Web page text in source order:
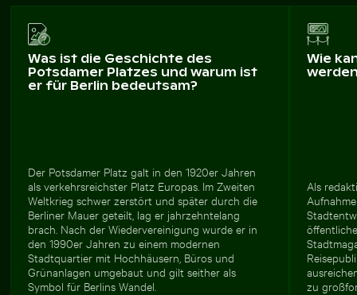
Was ist die Geschichte des
Potsdamer Platzes und warum ist
er für Berlin bedeutsam?
Der Potsdamer Platz galt in den 1920er Jahren
als verkehrsreichster Platz Europas. Im Zweiten
Weltkrieg schwer zerstört und später durch die
Berliner Mauer geteilt, lag er jahrzehntelang
brach. Nach der Wiedervereinigung wurde er in
den 1990er Jahren zu einem modernen
Stadtquartier mit Hochhäusern, Büros und
Grünanlagen umgebaut und gilt seither als
Symbol für Berlins Wandel.
Wie
Als
zu